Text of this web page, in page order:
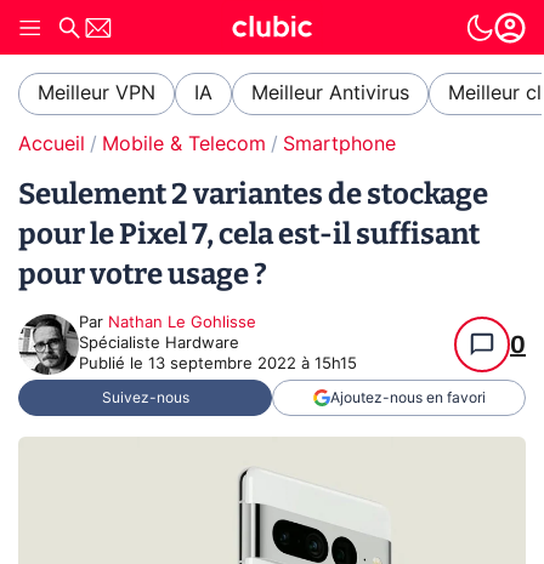
Meilleur VPN IA Meilleur Antivirus Meilleur
Accueil Mobile & Telecom Smartphone
Seulement 2 variantes de stockage
pour le Pixel 7, cela est-il suffisant
pour votre usage ?
Par Nathan Le Gohlisse
Spécialiste Hardware
Publié le 13 septembre 2022 à 15h15
0
Suivez-nous Ajoutez-nous en favori